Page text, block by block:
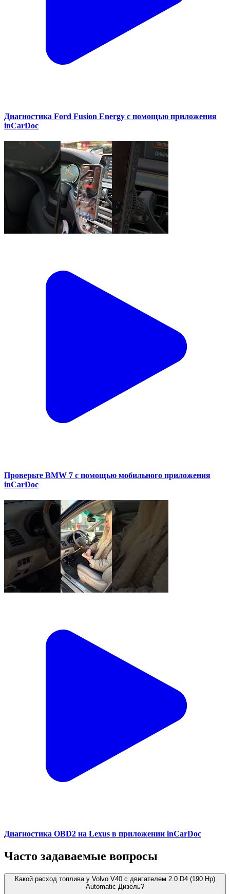
Диагностика Ford Fusion Energy с помощью приложения
inCarDoc
Проверьте BMW 7 с помощью мобильного приложения
inCarDoc
Диагностика OBD2 на Lexus в приложении inCarDoc
Часто задаваемые вопросы
Какой расход топлива у Volvo V40 с двигателем 2.0 D4 (190 Hp)
Automatic Дизель?